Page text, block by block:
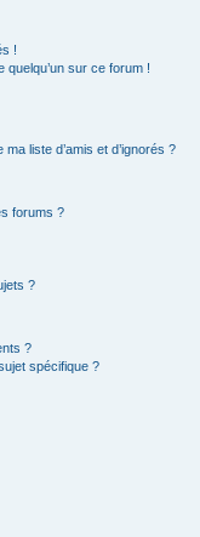
!
quelqu’un sur ce forum !
liste d’amis et d’ignorés ?
forums ?
?
?
spécifique ?